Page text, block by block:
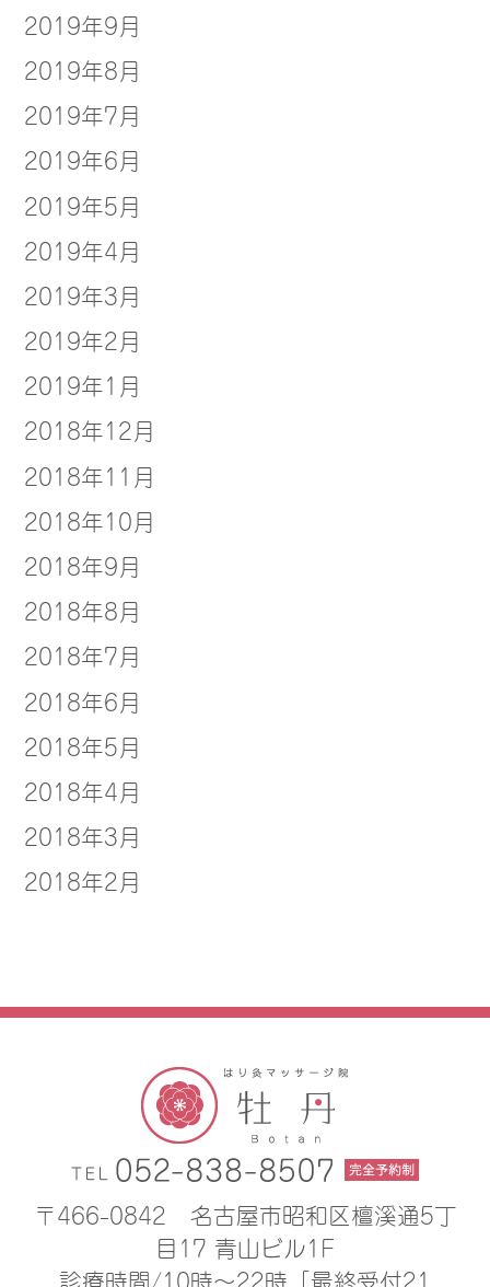
2019年9月
2019年8月
2019年7月
2019年6月
2019年5月
2019年4月
2019年3月
2019年2月
2019年1月
2018年12月
2018年11月
2018年10月
2018年9月
2018年8月
2018年7月
2018年6月
2018年5月
2018年4月
2018年3月
2018年2月
〒466-0842
名古屋市昭和区檀溪通5丁
目17 青山ビル1F
診療時間/10時〜22時［最終受付21